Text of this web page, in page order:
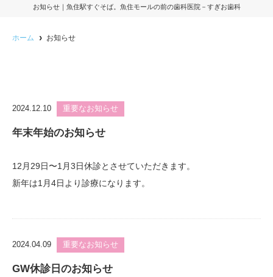
お知らせ｜魚住駅すぐそば。魚住モールの前の歯科医院－すぎお歯科
ホーム お知らせ
2024.12.10 重要なお知らせ
年末年始のお知らせ
12月29日〜1月3日休診とさせていただきます。
新年は1月4日より診療になります。
2024.04.09 重要なお知らせ
GW休診日のお知らせ